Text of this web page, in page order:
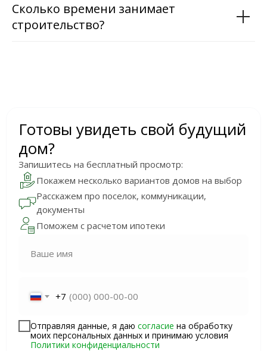
Сколько времени занимает
строительство?
Готовы увидеть свой будущий
дом?
Запишитесь на бесплатный просмотр:
Покажем несколько вариантов домов на выбор
Расскажем про поселок, коммуникации,
документы
Поможем с расчетом ипотеки
Ваше имя
+7
Отправляя данные, я даю согласие на обработку
моих персональных данных и принимаю условия
Политики конфиденциальности